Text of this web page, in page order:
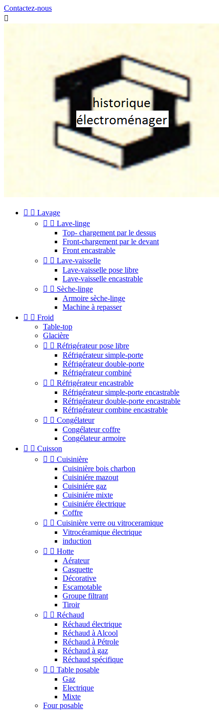
Contactez-nous

  Lavage
  Lave-linge
Top- chargement par le dessus
Front-chargement par le devant
Front encastrable
  Lave-vaisselle
Lave-vaisselle pose libre
Lave-vaisselle encastrable
  Sèche-linge
Armoire sèche-linge
Machine à repasser
  Froid
Table-top
Glacière
  Réfrigérateur pose libre
Réfrigérateur simple-porte
Réfrigérateur double-porte
Réfrigérateur combiné
  Réfrigérateur encastrable
Réfrigérateur simple-porte encastrable
Réfrigérateur double-porte encastrable
Réfrigérateur combine encastrable
  Congélateur
Congélateur coffre
Congélateur armoire
  Cuisson
  Cuisinière
Cuisinière bois charbon
Cuisiniére mazout
Cuisiniére gaz
Cuisiniére mixte
Cuisiniére électrique
Coffre
  Cuisinière verre ou vitroceramique
Vitrocéramique électrique
induction
  Hotte
Aérateur
Casquette
Décorative
Escamotable
Groupe filtrant
Tiroir
  Réchaud
Réchaud électrique
Réchaud à Alcool
Réchaud à Pétrole
Réchaud à gaz
Réchaud spécifique
  Table posable
Gaz
Electrique
Mixte
Four posable